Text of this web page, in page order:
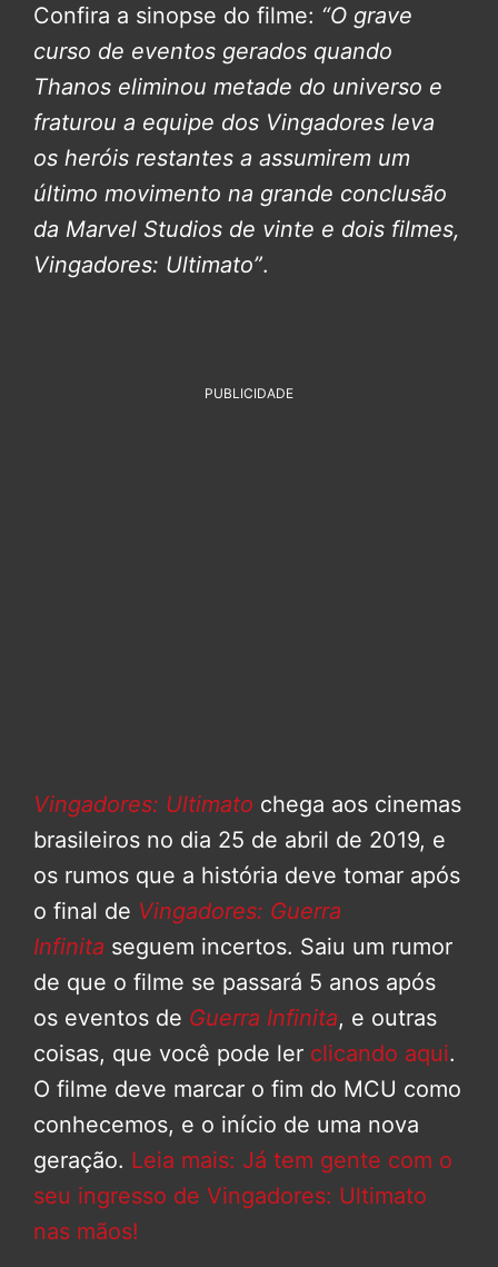
Confira a sinopse do filme: “O grave
curso de eventos gerados quando
Thanos eliminou metade do universo e
fraturou a equipe dos Vingadores leva
os heróis restantes a assumirem um
último movimento na grande conclusão
da Marvel Studios de vinte e dois filmes,
Vingadores: Ultimato”.
PUBLICIDADE
Vingadores: Ultimato chega aos cinemas
brasileiros no dia 25 de abril de 2019, e
os rumos que a história deve tomar após
o final de Vingadores: Guerra
Infinita seguem incertos. Saiu um rumor
de que o filme se passará 5 anos após
os eventos de Guerra Infinita, e outras
coisas, que você pode ler clicando aqui.
O filme deve marcar o fim do MCU como
conhecemos, e o início de uma nova
geração. Leia mais: Já tem gente com o
seu ingresso de Vingadores: Ultimato
nas mãos!